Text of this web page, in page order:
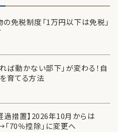
免税制度「1万円以下は免税」
ば動かない部下」が変わる！自
育てる方法
過措置】2026年10月からは
「70％控除」に変更へ